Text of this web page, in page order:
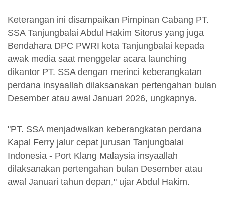
Keterangan ini disampaikan Pimpinan Cabang PT.
SSA Tanjungbalai Abdul Hakim Sitorus yang juga
Bendahara DPC PWRI kota Tanjungbalai kepada
awak media saat menggelar acara launching
dikantor PT. SSA dengan merinci keberangkatan
perdana insyaallah dilaksanakan pertengahan bulan
Desember atau awal Januari 2026, ungkapnya.
"PT. SSA menjadwalkan keberangkatan perdana
Kapal Ferry jalur cepat jurusan Tanjungbalai
Indonesia - Port Klang Malaysia insyaallah
dilaksanakan pertengahan bulan Desember atau
awal Januari tahun depan," ujar Abdul Hakim.